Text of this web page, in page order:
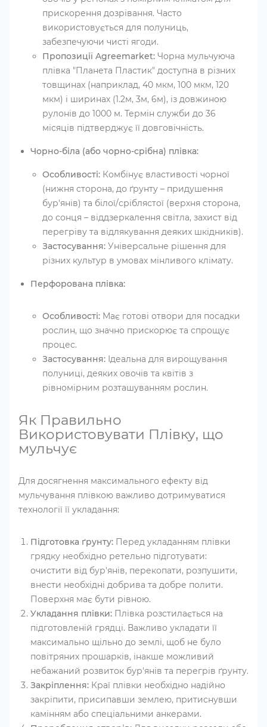
прискорення дозрівання. Часто
використовується для полуниць,
забезпечуючи чисті ягоди.
Пропозиції Agreemarket: Чорна мульчуюча
плівка "Планета Пластик" доступна в різних
товщинах (наприклад, 40 мкм, 100 мкм, 120
мкм) і ширинах (1.2м, 3м, 6м), із довжиною
рулонів до 1000 м. Термін служби до 36
місяців підтверджує її довговічність.
Чорно-біла (або чорно-срібна) плівка:
Особливості: Комбінує властивості чорної
(нижня сторона, до ґрунту – придушення
бур'янів) та білої/сріблястої (верхня сторона,
до сонця – віддзеркалення світла, захист від
перегріву та відлякування деяких шкідників).
Застосування: Універсальне рішення для
різних культур в умовах мінливого клімату.
Перфорована плівка:
Особливості: Має готові отвори для посадки
рослин, що значно прискорює та спрощує
процес.
Застосування: Ідеальна для вирощування
полуниці, деяких овочів та квітів з
рівномірним розташуванням рослин.
Як Правильно
Використовувати Плівку, що
мульчує
Для досягнення максимального ефекту від
мульчування плівкою важливо дотримуватися
технології її укладання:
Підготовка ґрунту: Перед укладанням плівки
грядку необхідно ретельно підготувати:
очистити від бур'янів, перекопати, розпушити,
внести необхідні добрива та добре полити.
Поверхня має бути рівною.
Укладання плівки: Плівка розстилається на
підготовленій грядці. Важливо укладати її
максимально щільно до землі, щоб не було
повітряних прошарків, інакше можливий
небажаний розвиток бур'янів та перегрів ґрунту.
Закріплення: Краї плівки необхідно надійно
закріпити, присипавши землею, притиснувши
камінням або спеціальними анкерами.